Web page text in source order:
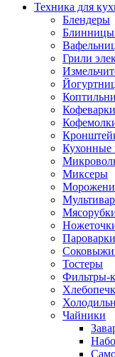
Техника для
Блендеры
Блинницы
Грили
Коптильни
Кофеварки
Кухонные
Миксеры
Пароварки
Тостеры
Фильтры-
Чайники